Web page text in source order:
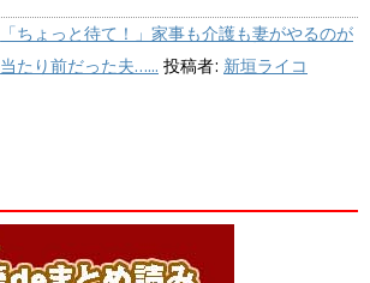
「ちょっと待て！」家事も介護も妻がやるのが
当たり前だった夫…... 投稿者: 新垣ライコ